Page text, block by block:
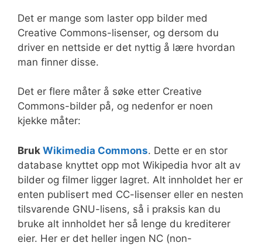
Det er mange som laster opp bilder med
Creative Commons-lisenser, og dersom du
driver en nettside er det nyttig å lære hvordan
man finner disse.
Det er flere måter å søke etter Creative
Commons-bilder på, og nedenfor er noen
kjekke måter:
Bruk Wikimedia Commons. Dette er en stor
database knyttet opp mot Wikipedia hvor alt av
bilder og filmer ligger lagret. Alt innholdet her er
enten publisert med CC-lisenser eller en nesten
tilsvarende GNU-lisens, så i praksis kan du
bruke alt innholdet her så lenge du krediterer
eier. Her er det heller ingen NC (non-